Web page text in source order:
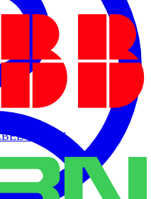
& JOHN